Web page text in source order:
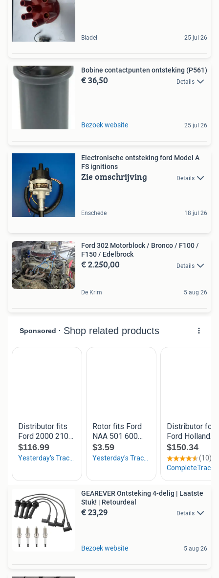
Bladel 25 jul 26
Bobine contactpunten ontsteking (P561)
€ 36,50 Details
Bezoek website 25 jul 26
Electronische ontsteking ford Model A
FS ignitions
Zie omschrijving Details
Enschede 18 jul 26
Ford 302 Motorblock / Bronco / F100 /
F150 / Edelbrock
€ 2.250,00 Details
De Krim 5 aug 26
GEAREVER Ontsteking 4-delig | Laatste
Stuk! | Retourdeal
€ 23,29 Details
Bezoek website 5 aug 26